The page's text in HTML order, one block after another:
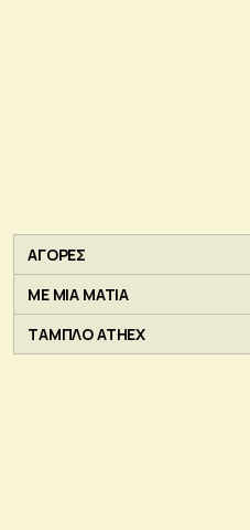
ΑΓΟΡΕΣ
ΜΕ ΜΙΑ ΜΑΤΙΑ
ΤΑΜΠΛΟ ATHEX